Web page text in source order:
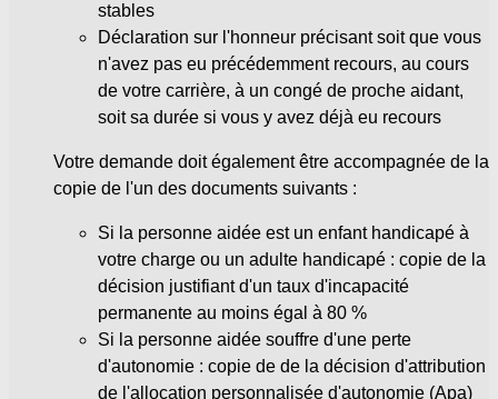
stables
Déclaration sur l'honneur précisant soit que vous
n'avez pas eu précédemment recours, au cours
de votre carrière, à un congé de proche aidant,
soit sa durée si vous y avez déjà eu recours
Votre demande doit également être accompagnée de la
copie de l'un des documents suivants :
Si la personne aidée est un enfant handicapé à
votre charge ou un adulte handicapé : copie de la
décision justifiant d'un taux d'incapacité
permanente au moins égal à 80 %
Si la personne aidée souffre d'une perte
d'autonomie : copie de de la décision d'attribution
de l'allocation personnalisée d'autonomie (Apa)